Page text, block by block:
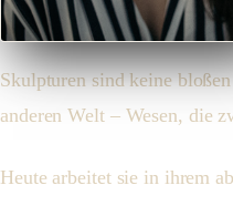
Skulpturen sind keine
anderen Welt – Wesen, die
Heute arbeitet sie in ihrem